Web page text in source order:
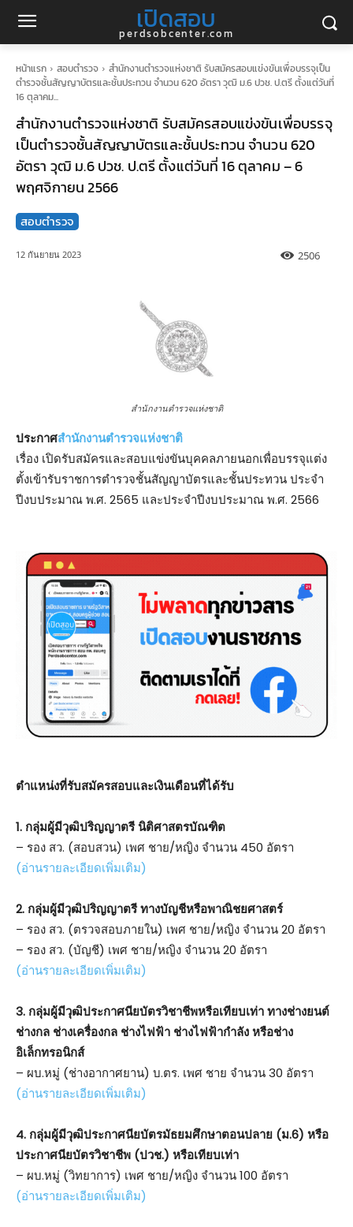
เปิดสอบ
perdsobcenter.com
หน้าแรก สอบตำรวจ
สำนักงานตำรวจแห่งชาติ รับสมัครสอบแข่งขันเพื่อบรรจุเป็น
ตำรวจชั้นสัญญาบัตรและชั้นประทวน จำนวน 620 อัตรา วุฒิ ม.6 ปวช. ป.ตรี ตั้งแต่วันที่
16 ตุลาคม...
สำนักงานตำรวจแห่งชาติ รับสมัครสอบแข่งขันเพื่อบรรจุ
เป็นตำรวจชั้นสัญญาบัตรและชั้นประทวน จำนวน 620
อัตรา วุฒิ ม.6 ปวช. ป.ตรี ตั้งแต่วันที่ 16 ตุลาคม – 6
พฤศจิกายน 2566
สอบตำรวจ
12 กันยายน 2023 2506
สำนักงานตำรวจแห่งชาติ
ประกาศสำนักงานตำรวจแห่งชาติ
เรื่อง เปิดรับสมัครและสอบแข่งขันบุคคลภายนอกเพื่อบรรจุแต่ง
ตั้งเข้ารับราชการตำรวจชั้นสัญญาบัตรและชั้นประทวน ประจำ
ปีงบประมาณ พ.ศ. 2565 และประจำปีงบประมาณ พ.ศ. 2566
ตําแหน่งที่รับสมัครสอบและเงินเดือนที่ได้รับ
1. กลุ่มผู้มีวุฒิปริญญาตรี นิติศาสตรบัณฑิต
– รอง สว. (สอบสวน) เพศ ชาย/หญิง จำนวน 450 อัตรา
(อ่านรายละเอียดเพิ่มเติม)
2. กลุ่มผู้มีวุฒิปริญญาตรี ทางบัญชีหรือพาณิชยศาสตร์
– รอง สว. (ตรวจสอบภายใน) เพศ ชาย/หญิง จำนวน 20 อัตรา
– รอง สว. (บัญชี) เพศ ชาย/หญิง จำนวน 20 อัตรา
(อ่านรายละเอียดเพิ่มเติม)
3. กลุ่มผู้มีวุฒิประกาศนียบัตรวิชาชีพหรือเทียบเท่า ทางช่างยนต์
ช่างกล ช่างเครื่องกล ช่างไฟฟ้า ช่างไฟฟ้ากำลัง หรือช่าง
อิเล็กทรอนิกส์
– ผบ.หมู่ (ช่างอากาศยาน) บ.ตร. เพศ ชาย จำนวน 30 อัตรา
(อ่านรายละเอียดเพิ่มเติม)
4. กลุ่มผู้มีวุฒิประกาศนียบัตรมัธยมศึกษาตอนปลาย (ม.6) หรือ
ประกาศนียบัตรวิชาชีพ (ปวช.) หรือเทียบเท่า
– ผบ.หมู่ (วิทยาการ) เพศ ชาย/หญิง จำนวน 100 อัตรา
(อ่านรายละเอียดเพิ่มเติม)